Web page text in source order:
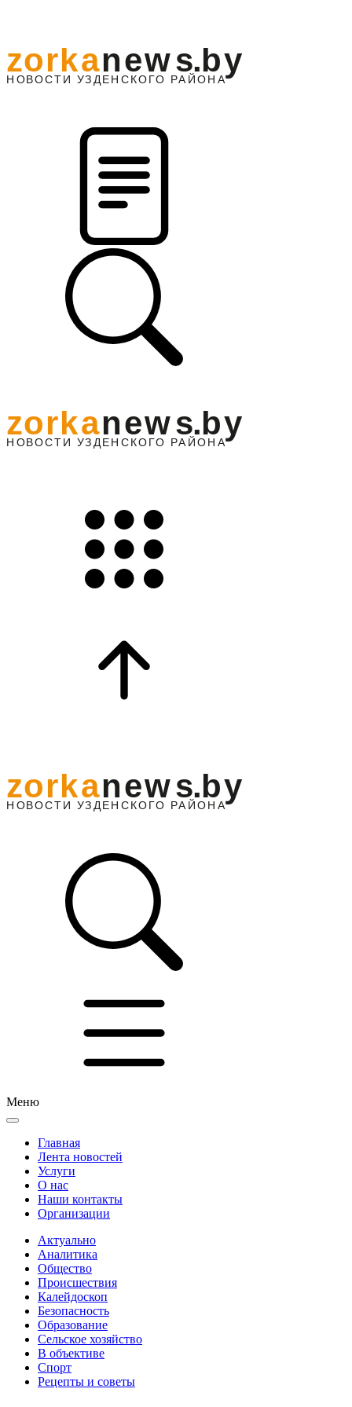
НО ВОСТИ УЗДЕНС КО ГО РАЙОНА
zorkanews.by
Меню
Главная
Лента новостей
Услуги
О нас
Наши контакты
Организации
Актуально
Аналитика
Общество
Происшествия
Калейдоскоп
Безопасность
Образование
Сельское хозяйство
В объективе
Спорт
Рецепты и советы